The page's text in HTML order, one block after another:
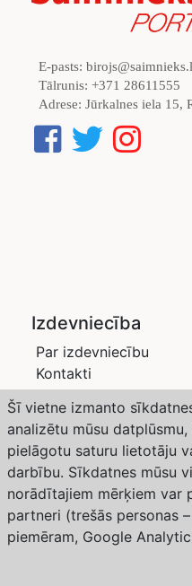
E-pasts:
Tālrunis: +371 28611555
Adrese: Jūrkalnes iela 15,
Izdevniecība
Par izdevniecību
Kontakti
Privātuma politika
Žurnāli
Saimnieks LV
Dārzs un Drava
Abonēšana
Weather forecast from
Meteorological Institute
Copyright © 2024
Šī vietne izmanto
analizētu mūsu
pielāgotu saturu lietotāju
darbību. Sīkdatnes mūsu
norādītajiem mērķiem var
partneri (trešās personas
piemēram, Google